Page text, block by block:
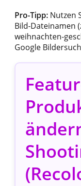
Pro-Tipp: Nutzen
Bild-Dateinamen
weihnachten-
Google